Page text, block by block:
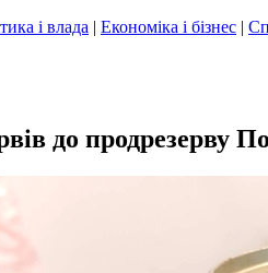
і влада | Економіка і бізнес |
до продрезерву